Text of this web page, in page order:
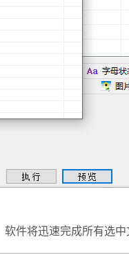
软件将迅速完成所有选中